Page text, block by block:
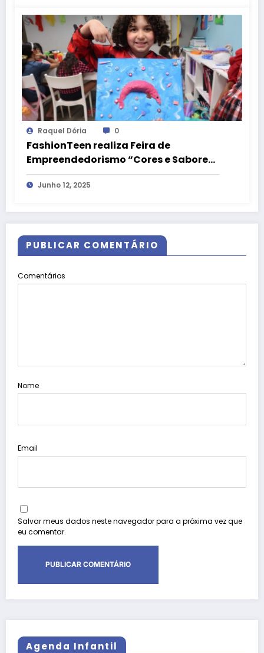
Raquel Dória 0
FashionTeen realiza Feira de
Empreendedorismo “Cores e Sabores:
Um Mundo de Sonhos”
Junho 12, 2025
PUBLICAR COMENTÁRIO
Comentários
Nome
Email
Salvar meus dados neste navegador para a próxima vez que
eu comentar.
Agenda Infantil